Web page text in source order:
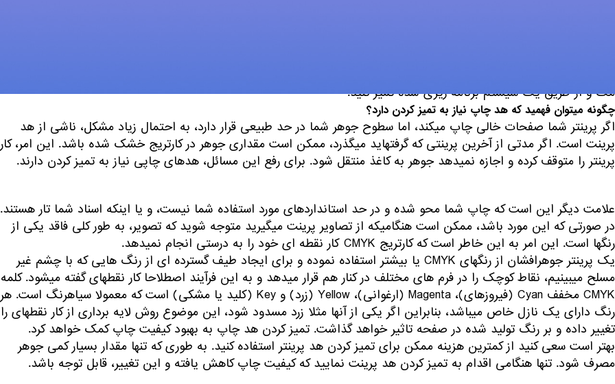
مک و از طریق یک سیستم برنامه ریزی شده تمیز کنید.
چگونه می‎توان فهمید که هد چاپ نیاز به تمیز کردن دارد؟
اگر پرینتر شما صفحات خالی چاپ می‎کند، اما سطوح جوهر شما در حد طبیعی قرار دارد، به احتمال زیاد مشکل، ناشی از هد
پرینت است. اگر مدتی از آخرین پرینتی که گرفته‎اید می‎گذرد، ممکن است مقداری جوهر در کارتریج خشک شده باشد. این امر، کار
پرینتر را متوقف کرده و اجازه نمی‎دهد جوهر به کاغذ منتقل شود. برای رفع این مسائل، هدهای چاپی نیاز به تمیز کردن دارند.
علامت دیگر این است که چاپ شما محو شده و در حد استانداردهای مورد استفاده شما نیست، و یا اینکه اسناد شما تار هستند.
در صورتی که این مورد باشد، ممکن است هنگامی‎که از تصاویر پرینت می‎گیرید متوجه شوید که تصویر، به طور کلی فاقد یکی از
رنگها است. این امر به این خاطر است که کارتریج CMYK کار نقطه‎ ای خود را به درستی انجام نمی‎دهد.
یک پرینتر جوهرافشان از رنگهای CMYK یا بیشتر استفاده نموده و برای ایجاد طیف گسترده ای از رنگ هایی که با چشم غیر
مسلح می‎بینیم، نقاط کوچک را در فرم های مختلف در کنار هم قرار می‎دهد و به این فرآیند اصطلاحا کار نقطه‎ای گفته می‎شود. کلمه
CMYK مخفف Cyan (فیروزه‎ای)، Magenta (ارغوانی)، Yellow (زرد) و Key (کلید یا مشکی) است که معمولا سیاهرنگ است. هر
رنگ دارای یک نازل خاص می‎باشد، بنابراین اگر یکی از آنها مثلا زرد مسدود شود، این موضوع روش لایه برداری از کار نقطه‎ای را
تغییر داده و بر رنگ تولید شده در صفحه تاثیر خواهد گذاشت. تمیز کردن هد چاپ به بهبود کیفیت چاپ کمک خواهد کرد.
بهتر است سعی کنید از کمترین هزینه ممکن برای تمیز کردن هد پرینتر استفاده کنید. به طوری که تنها مقدار بسیار کمی ‎جوهر
مصرف شود. تنها هنگامی‎ اقدام به تمیز کردن هد پرینت نمایید که کیفیت چاپ کاهش یافته و این تغییر، قابل توجه باشد.